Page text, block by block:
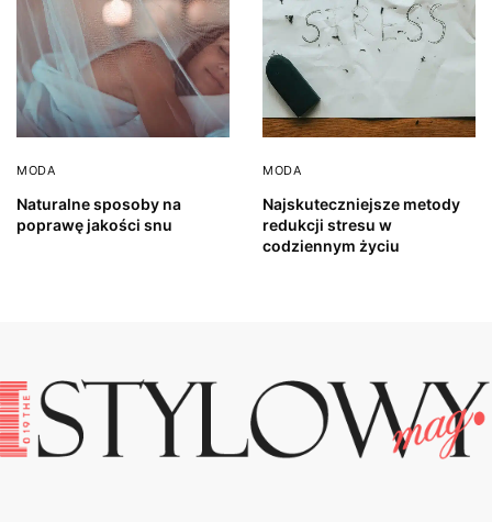
MODA
Naturalne sposoby na
poprawę jakości snu
MODA
Najskuteczniejsze metody
redukcji stresu w
codziennym życiu